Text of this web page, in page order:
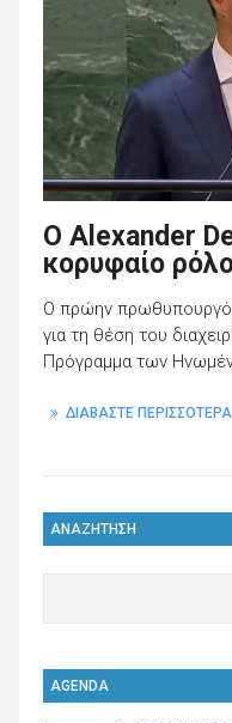
Ο Alexander
κορυφαίο
Ο πρώην
για τη θέση του
Πρόγραμμα των
ΔΙΑΒΑΣΤΕ ΠΕΡΙΣΣΟΤΕΡΑ
ΑΝΑΖΗΤΗΣΗ
AGENDA